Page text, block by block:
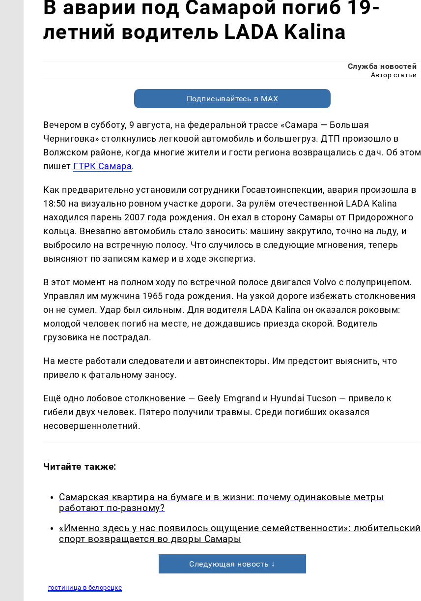
В аварии под Самарой погиб 19-
летний водитель LADA Kalina
Служба новостей
Автор статьи
Подписывайтесь в MAX
Вечером в субботу, 9 августа, на федеральной трассе «Самара — Большая
Черниговка» столкнулись легковой автомобиль и большегруз. ДТП произошло в
Волжском районе, когда многие жители и гости региона возвращались с дач. Об этом
пишет ГТРК Самара.
Как предварительно установили сотрудники Госавтоинспекции, авария произошла в
18:50 на визуально ровном участке дороги. За рулём отечественной LADA Kalina
находился парень 2007 года рождения. Он ехал в сторону Самары от Придорожного
кольца. Внезапно автомобиль стало заносить: машину закрутило, точно на льду, и
выбросило на встречную полосу. Что случилось в следующие мгновения, теперь
выясняют по записям камер и в ходе экспертиз.
В этот момент на полном ходу по встречной полосе двигался Volvo с полуприцепом.
Управлял им мужчина 1965 года рождения. На узкой дороге избежать столкновения
он не сумел. Удар был сильным. Для водителя LADA Kalina он оказался роковым:
молодой человек погиб на месте, не дождавшись приезда скорой. Водитель
грузовика не пострадал.
На месте работали следователи и автоинспекторы. Им предстоит выяснить, что
привело к фатальному заносу.
Ещё одно лобовое столкновение — Geely Emgrand и Hyundai Tucson — привело к
гибели двух человек. Пятеро получили травмы. Среди погибших оказался
несовершеннолетний.
Читайте также:
Самарская квартира на бумаге и в жизни: почему одинаковые метры
работают по-разному?
«Именно здесь у нас появилось ощущение семейственности»: любительский
спорт возвращается во дворы Самары
Следующая новость ↓
гостиница в белорецке